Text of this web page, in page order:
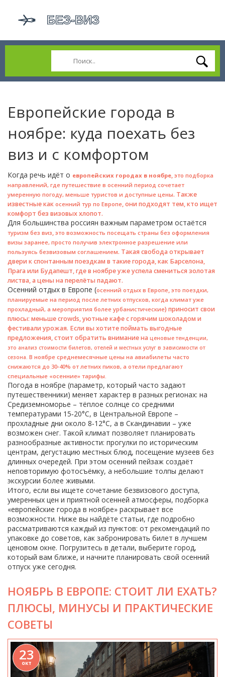
Европейские города в
ноябре: куда поехать без
виз и с комфортом
Когда речь идёт о европейских городах в ноябре, это подборка
направлений, где путешествие в осенний период сочетает
умеренную погоду, меньше туристов и доступные цены. Также
известные как осенний тур по Европе, они подходят тем, кто ищет
комфорт без визовых хлопот.
Для большинства россиян важным параметром остаётся
туризм без виз, это возможность посещать страны без оформления
визы заранее, просто получив электронное разрешение или
пользуясь безвизовым соглашением. Такая свобода открывает
двери к спонтанным поездкам в такие города, как Барселона,
Прага или Будапешт, где в ноябре уже успела смениться золотая
листва, а цены на перелёты падают.
Осенний отдых в Европе (осенний отдых в Европе, это поездки,
планируемые на период после летних отпусков, когда климат уже
прохладный, а мероприятия более урбанистические) приносит свои
плюсы: меньше crowds, уютные кафе с горячим шоколадом и
фестивали урожая. Если вы хотите поймать выгодные
предложения, стоит обратить внимание на ценовые тенденции,
это анализ стоимости билетов, отелей и местных услуг в зависимости от
сезона. В ноябре среднемесячные цены на авиабилеты часто
снижаются до 30‑40% от летних пиков, а отели предлагают
специальные «осенние» тарифы.
Погода в ноябре (параметр, который часто задают
путешественники) меняет характер в разных регионах: на
Средиземноморье – тёплое солнце со средними
температурами 15‑20°C, в Центральной Европе –
прохладные дни около 8‑12°C, а в Скандинавии – уже
возможен снег. Такой климат позволяет планировать
разнообразные активности: прогулки по историческим
центрам, дегустацию местных блюд, посещение музеев без
длинных очередей. При этом осенний пейзаж создаёт
неповторимую фотосъёмку, а небольшие толпы делают
экскурсии более живыми.
Итого, если вы ищете сочетание безвизового доступа,
умеренных цен и приятной осенней атмосферы, подборка
«европейские города в ноябре» раскрывает все
возможности. Ниже вы найдёте статьи, где подробно
рассматриваются каждый из пунктов: от рекомендаций по
упаковке до советов, как забронировать билет в лучшем
ценовом окне. Погрузитесь в детали, выберите город,
который вам ближе, и начните планировать свой осенний
отпуск уже сегодня.
НОЯБРЬ В ЕВРОПЕ: СТОИТ ЛИ ЕХАТЬ?
ПЛЮСЫ, МИНУСЫ И ПРАКТИЧЕСКИЕ
СОВЕТЫ
23
окт